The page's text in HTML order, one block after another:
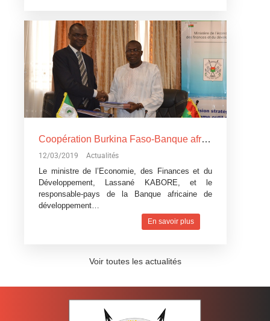
Coopération Burkina Faso-Banque africaine de développement: La Banque africaine de développement accorde trois
12/03/2019 Actualités
Le ministre de l’Economie, des Finances et du
Développement, Lassané KABORE, et le
responsable-pays de la Banque africaine de
développement…
En savoir plus
Voir toutes les actualités